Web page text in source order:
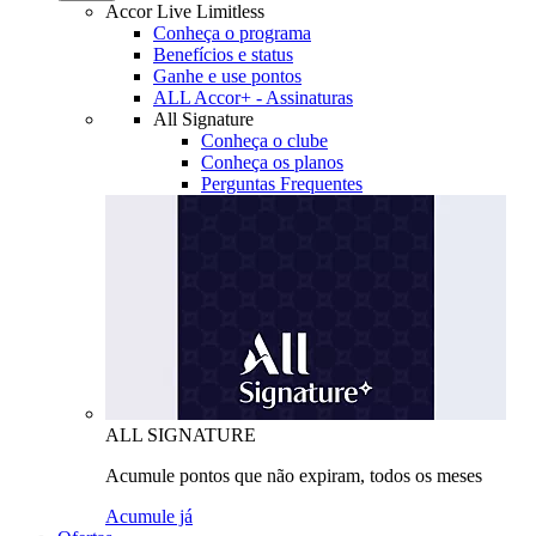
Accor Live Limitless
Conheça o programa
Benefícios e status
Ganhe e use pontos
ALL Accor+ - Assinaturas
All Signature
Conheça o clube
Conheça os planos
Perguntas Frequentes
ALL SIGNATURE
Acumule pontos que não expiram, todos os meses
Acumule já